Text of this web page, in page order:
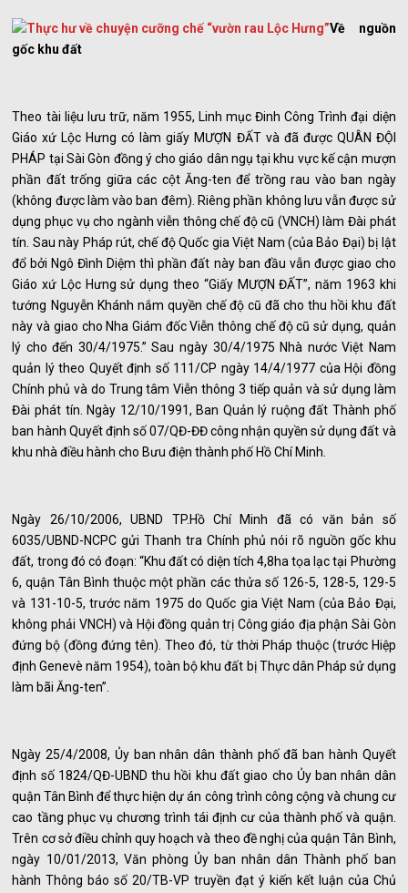
Về nguồn
gốc khu đất
Theo tài liệu lưu trữ, năm 1955, Linh mục Đinh Công Trình đại diện
Giáo xứ Lộc Hưng có làm giấy MƯỢN ĐẤT và đã được QUÂN ĐỘI
PHÁP tại Sài Gòn đồng ý cho giáo dân ngụ tại khu vực kế cận mượn
phần đất trống giữa các cột Ăng-ten để trồng rau vào ban ngày
(không được làm vào ban đêm). Riêng phần không lưu vẫn được sử
dụng phục vụ cho ngành viễn thông chế độ cũ (VNCH) làm Đài phát
tín. Sau này Pháp rút, chế độ Quốc gia Việt Nam (của Bảo Đại) bị lật
đổ bởi Ngô Đình Diệm thì phần đất này ban đầu vẫn được giao cho
Giáo xứ Lộc Hưng sử dụng theo “Giấy MƯỢN ĐẤT”, năm 1963 khi
tướng Nguyễn Khánh nắm quyền chế độ cũ đã cho thu hồi khu đất
này và giao cho Nha Giám đốc Viễn thông chế độ cũ sử dụng, quản
lý cho đến 30/4/1975.” Sau ngày 30/4/1975 Nhà nước Việt Nam
quản lý theo Quyết định số 111/CP ngày 14/4/1977 của Hội đồng
Chính phủ và do Trung tâm Viễn thông 3 tiếp quản và sử dụng làm
Đài phát tín. Ngày 12/10/1991, Ban Quản lý ruộng đất Thành phố
ban hành Quyết định số 07/QĐ-ĐĐ công nhận quyền sử dụng đất và
khu nhà điều hành cho Bưu điện thành phố Hồ Chí Minh.
Ngày 26/10/2006, UBND TP.Hồ Chí Minh đã có văn bản số
6035/UBND-NCPC gửi Thanh tra Chính phủ nói rõ nguồn gốc khu
đất, trong đó có đoạn: “Khu đất có diện tích 4,8ha tọa lạc tại Phường
6, quận Tân Bình thuộc một phần các thửa số 126-5, 128-5, 129-5
và 131-10-5, trước năm 1975 do Quốc gia Việt Nam (của Bảo Đại,
không phải VNCH) và Hội đồng quản trị Công giáo địa phận Sài Gòn
đứng bộ (đồng đứng tên). Theo đó, từ thời Pháp thuộc (trước Hiệp
định Genevè năm 1954), toàn bộ khu đất bị Thực dân Pháp sử dụng
làm bãi Ăng-ten”.
Ngày 25/4/2008, Ủy ban nhân dân thành phố đã ban hành Quyết
định số 1824/QĐ-UBND thu hồi khu đất giao cho Ủy ban nhân dân
quận Tân Bình để thực hiện dự án công trình công cộng và chung cư
cao tầng phục vụ chương trình tái định cư của thành phố và quận.
Trên cơ sở điều chỉnh quy hoạch và theo đề nghị của quận Tân Bình,
ngày 10/01/2013, Văn phòng Ủy ban nhân dân Thành phố ban
hành Thông báo số 20/TB-VP truyền đạt ý kiến kết luận của Chủ